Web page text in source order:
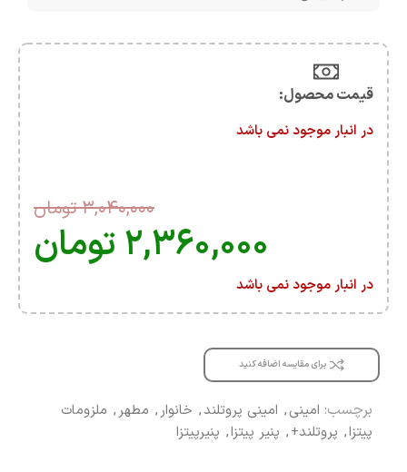
قیمت محصول:​
در انبار موجود نمی باشد
۳,۰۴۰,۰۰۰ تومان
۲,۳۶۰,۰۰۰تومان
در انبار موجود نمی باشد
برای مقایسه اضافه کنید
برچسب: امینی, امینی پروتلند, خانوار, مطهر, ملزومات
پیتزا, پروتلند+, پنیر پیتزا, پنیرپیتزا